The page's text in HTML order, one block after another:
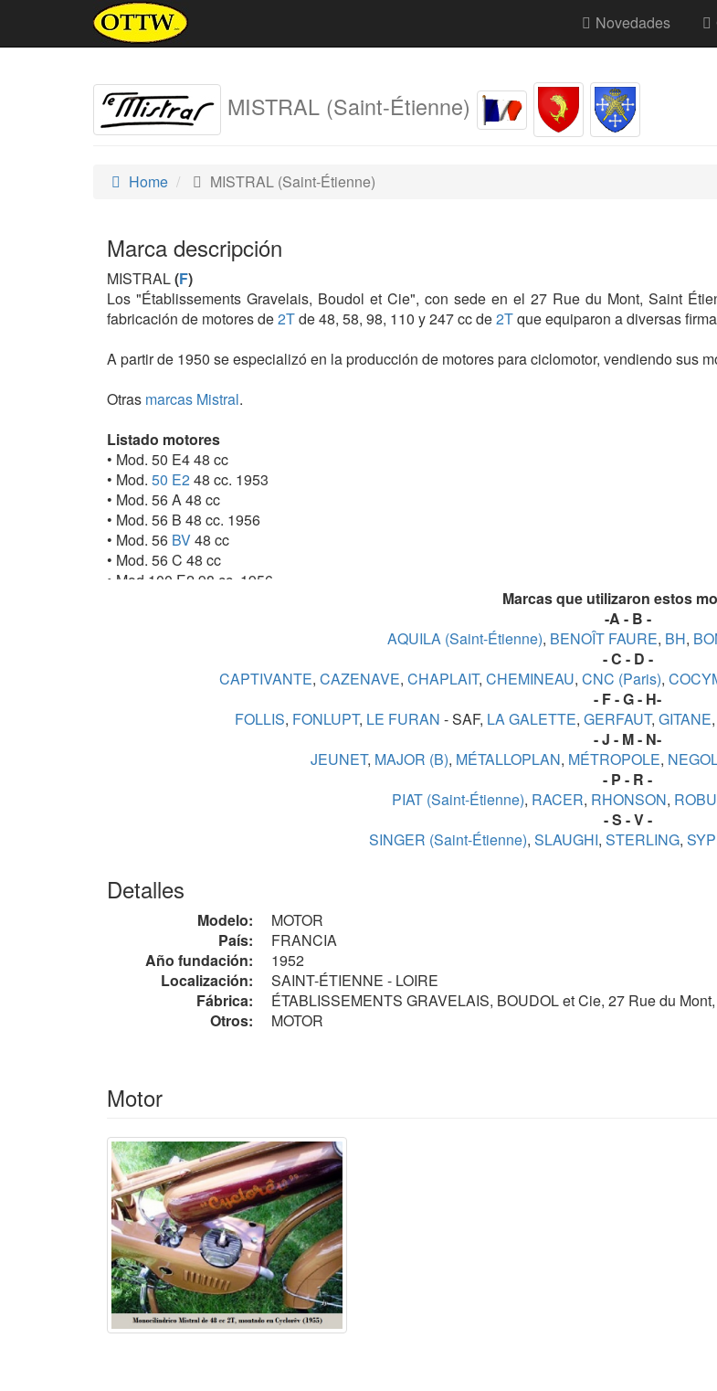
Novedades
MISTRAL (Saint-Étienne)
Home MISTRAL (Saint-Étienne)
Marca descripción
MISTRAL(F)
Los "Établissements Gravelais, Boudol et Cie", con sede en el 27 Rue du Mont, Saint
fabricación de motores de2Tde 48, 58, 98, 110 y 247 cc de2Tque equiparon a diversas
A partir de 1950 se especializó en la producción de motores para ciclomotor, vendiendo sus
Otras marcas Mistral.
Listado motores
• Mod. 50 E4 48 cc
• Mod. 50 E248 cc. 1953
• Mod. 56 A 48 cc
• Mod. 56 B 48 cc. 1956
• Mod. 56 BV48 cc
• Mod. 56 C 48 cc
• Mod 100 E2 98 cc. 1956
Marcas que utilizaron estos
-A - B -
AQUILA (Saint-Étienne), BENOÎT FAURE, BH,
- C - D -
CAPTIVANTE, CAZENAVE, CHAPLAIT, CHEMINEAU, CNC (Paris),
- F - G - H-
FOLLIS, FONLUPT, LE FURAN - SAF, LA GALETTE, GERFAUT, GITANE,
- J - M - N-
JEUNET, MAJOR (B), MÉTALLOPLAN, MÉTROPOLE,
- P - R -
PIAT (Saint-Étienne), RACER, RHONSON,
- S - V -
SINGER (Saint-Étienne), SLAUGHI, STERLING,
Detalles
Modelo:
MOTOR
País:
FRANCIA
Año fundación:
1952
Localización:
SAINT-ÉTIENNE - LOIRE
Fábrica:
ÉTABLISSEMENTS GRAVELAIS, BOUDOL et Cie, 27 Rue du
Otros:
MOTOR
Motor